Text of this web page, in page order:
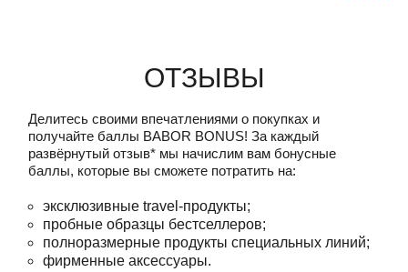
Отзывы
Делитесь своими впечатлениями о покупках и
получайте баллы BABOR BONUS! За каждый
развёрнутый отзыв* мы начислим вам бонусные
баллы, которые вы сможете потратить на:
эксклюзивные travel-продукты;
пробные образцы бестселлеров;
полноразмерные продукты специальных линий;
фирменные аксессуары.